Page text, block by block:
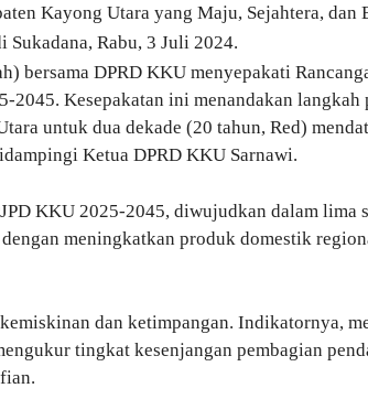
Kayong Utara yang Maju, Sejahtera, dan
Sukadana, Rabu, 3 Juli 2024.
bersama DPRD KKU menyepakati
2045. Kesepakatan ini menandakan
untuk dua dekade (20 tahun, Red)
Ketua DPRD KKU Sarnawi.
KKU 2025-2045, diwujudkan dalam lima
meningkatkan produk domestik
dan ketimpangan. Indikatornya,
tingkat kesenjangan pembagian